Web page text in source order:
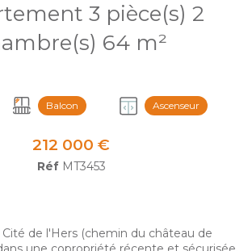
+3
3 pièce(s) 2
chambre(s) 64 m²
Balcon Ascenseur
212 000 €
Réf MT3453
de l'Hers (chemin du château de